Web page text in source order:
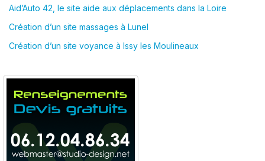
Aid’Auto 42, le site aide aux déplacements dans la Loire
Création d’un site massages à Lunel
Création d’un site voyance à Issy les Moulineaux